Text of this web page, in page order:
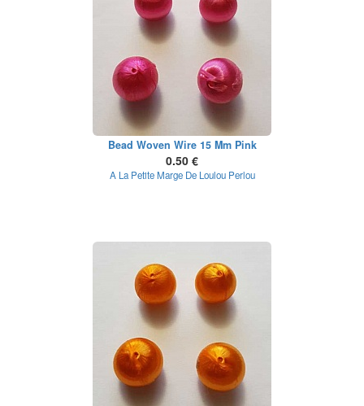
Bead Woven Wire 15 Mm Pink
0.50 €
A La Petite Marge De Loulou Perlou